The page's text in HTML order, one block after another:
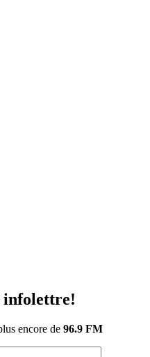
infolettre!
encore de 96.9 FM